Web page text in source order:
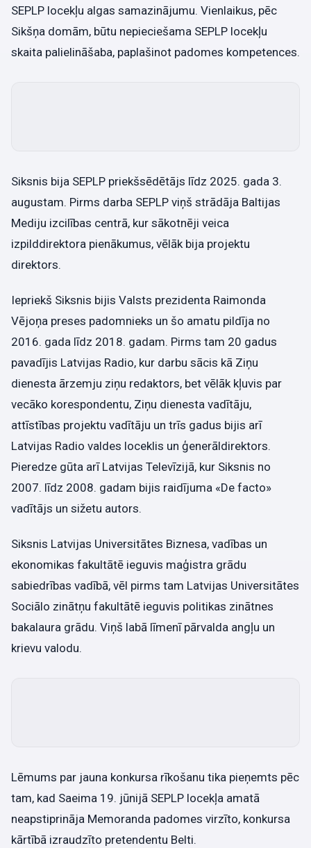
SEPLP locekļu algas samazinājumu. Vienlaikus, pēc
Sikšņa domām, būtu nepieciešama SEPLP locekļu
skaita palielināšaba, paplašinot padomes kompetences.
Siksnis bija SEPLP priekšsēdētājs līdz 2025. gada 3.
augustam. Pirms darba SEPLP viņš strādāja Baltijas
Mediju izcilības centrā, kur sākotnēji veica
izpilddirektora pienākumus, vēlāk bija projektu
direktors.
Iepriekš Siksnis bijis Valsts prezidenta Raimonda
Vējoņa preses padomnieks un šo amatu pildīja no
2016. gada līdz 2018. gadam. Pirms tam 20 gadus
pavadījis Latvijas Radio, kur darbu sācis kā Ziņu
dienesta ārzemju ziņu redaktors, bet vēlāk kļuvis par
vecāko korespondentu, Ziņu dienesta vadītāju,
attīstības projektu vadītāju un trīs gadus bijis arī
Latvijas Radio valdes loceklis un ģenerāldirektors.
Pieredze gūta arī Latvijas Televīzijā, kur Siksnis no
2007. līdz 2008. gadam bijis raidījuma «De facto»
vadītājs un sižetu autors.
Siksnis Latvijas Universitātes Biznesa, vadības un
ekonomikas fakultātē ieguvis maģistra grādu
sabiedrības vadībā, vēl pirms tam Latvijas Universitātes
Sociālo zinātņu fakultātē ieguvis politikas zinātnes
bakalaura grādu. Viņš labā līmenī pārvalda angļu un
krievu valodu.
Lēmums par jauna konkursa rīkošanu tika pieņemts pēc
tam, kad Saeima 19. jūnijā SEPLP locekļa amatā
neapstiprināja Memoranda padomes virzīto, konkursa
kārtībā izraudzīto pretendentu Belti.